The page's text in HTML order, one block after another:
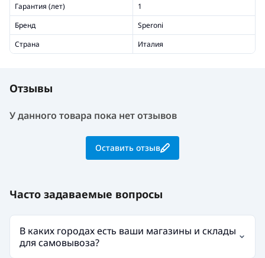
Гарантия (лет)
1
Бренд
Speroni
Страна
Италия
Отзывы
У данного товара пока нет отзывов
Оставить отзыв
Часто задаваемые вопросы
В каких городах есть ваши магазины и склады
для самовывоза?